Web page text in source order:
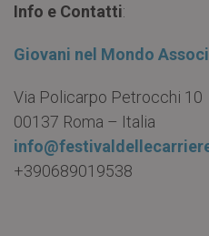
Info e Contatti:
Giovani nel Mondo
Via Policarpo Petrocchi 10
00137 Roma – Italia
+390689019538